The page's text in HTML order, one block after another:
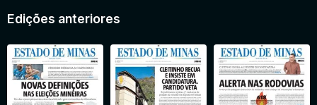
Edições anteriores